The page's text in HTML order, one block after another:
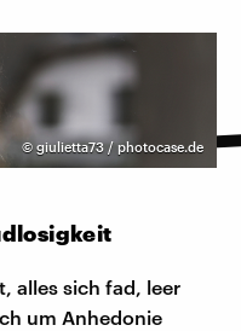
© giulietta73 / photocase.de
alles sich fad, leer
um Anhedonie